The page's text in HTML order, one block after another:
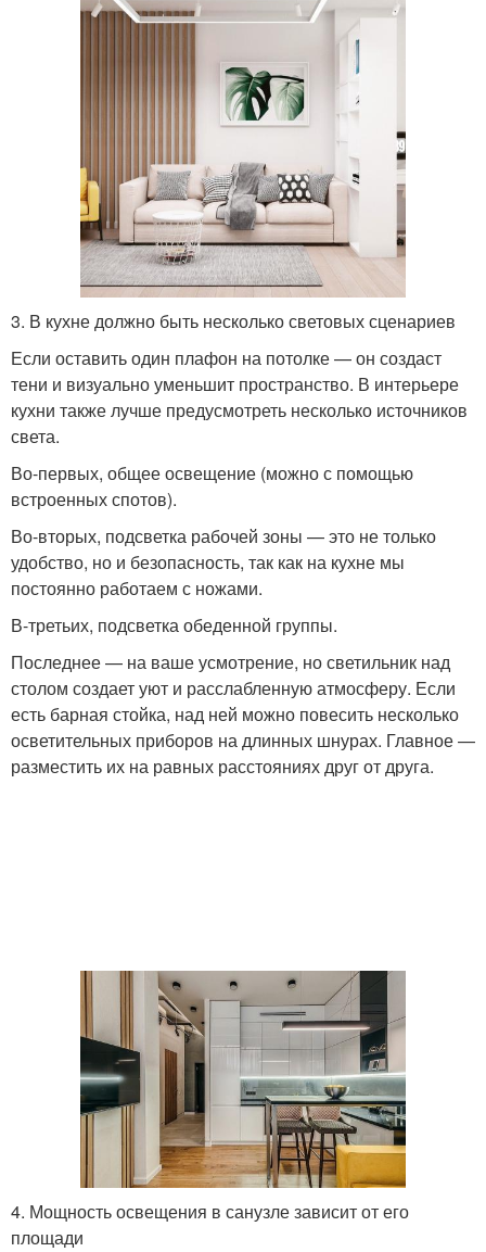
3. В кухне должно быть несколько световых сценариев
Если оставить один плафон на потолке — он создаст
тени и визуально уменьшит пространство. В интерьере
кухни также лучше предусмотреть несколько источников
света.
Во-первых, общее освещение (можно с помощью
встроенных спотов).
Во-вторых, подсветка рабочей зоны — это не только
удобство, но и безопасность, так как на кухне мы
постоянно работаем с ножами.
В-третьих, подсветка обеденной группы.
Последнее — на ваше усмотрение, но светильник над
столом создает уют и расслабленную атмосферу. Если
есть барная стойка, над ней можно повесить несколько
осветительных приборов на длинных шнурах. Главное —
разместить их на равных расстояниях друг от друга.
4. Мощность освещения в санузле зависит от его
площади